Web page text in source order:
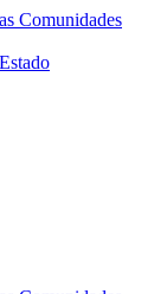
Comunidades